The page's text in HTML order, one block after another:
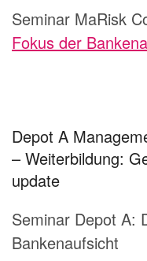
Seminar MaRisk
Fokus der
Depot A
– Weiterbildung:
update
Seminar Depot A:
Bankenaufsicht